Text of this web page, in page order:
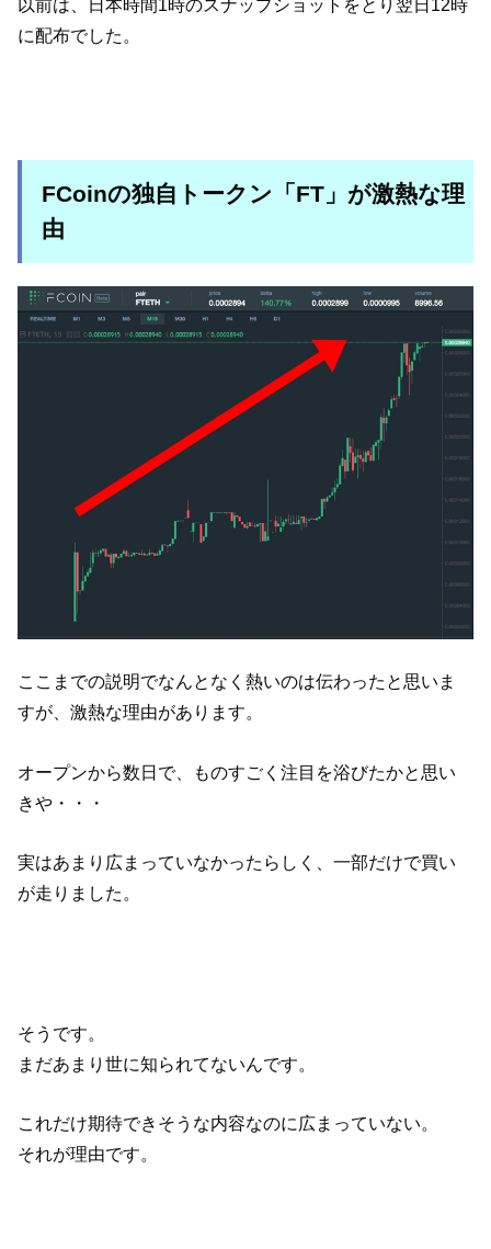
以前は、日本時間1時のスナップショットをとり翌日12時
に配布でした。
FCoinの独自トークン「FT」が激熱な理
由
ここまでの説明でなんとなく熱いのは伝わったと思いま
すが、激熱な理由があります。
オープンから数日で、ものすごく注目を浴びたかと思い
きや・・・
実はあまり広まっていなかったらしく、一部だけで買い
が走りました。
そうです。
まだあまり世に知られてないんです。
これだけ期待できそうな内容なのに広まっていない。
それが理由です。